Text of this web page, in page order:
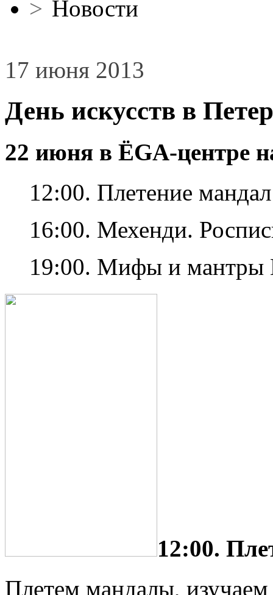
> Новости
17 июня 2013
День искусств в
22 июня в ЁGА-центре
12:00. Плетение мандал
16:00. Мехенди.
19:00. Мифы и мантры
12:00.
Плетем мандалы,